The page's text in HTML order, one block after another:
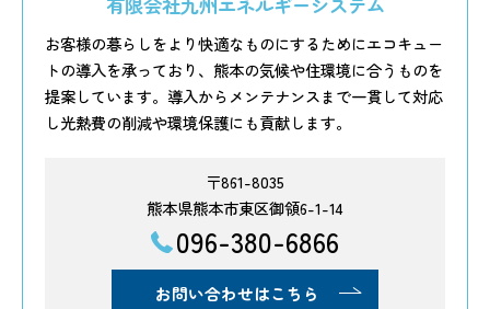
お客様の暮らしをより快適なものにするためにエコキュー
トの導入を承っており、熊本の気候や住環境に合うものを
提案しています。導入からメンテナンスまで一貫して対応
し光熱費の削減や環境保護にも貢献します。
〒861-8035
熊本県熊本市東区御領6-1-14
096-380-6866
お問い合わせはこちら